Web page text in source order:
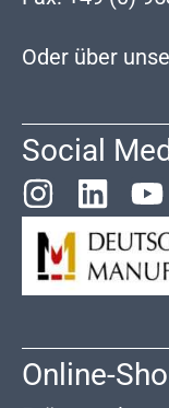
Oder über
Social
Online-